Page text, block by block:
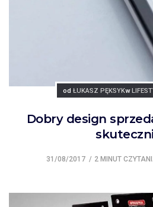
Posted
od ŁUKASZ PĘKSYKPosted
w
Dobry design
31/08/2017 2 MINUT